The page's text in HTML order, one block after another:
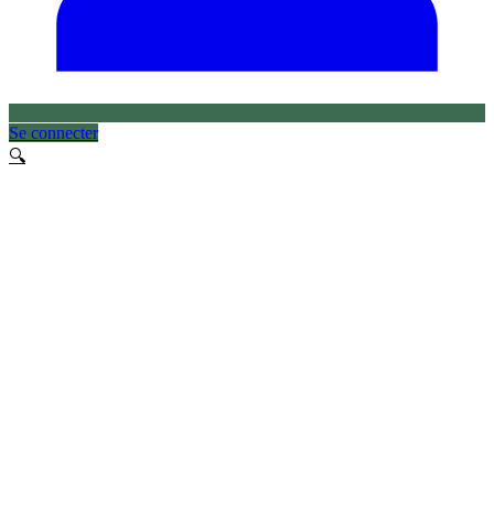
Se connecter
🔍